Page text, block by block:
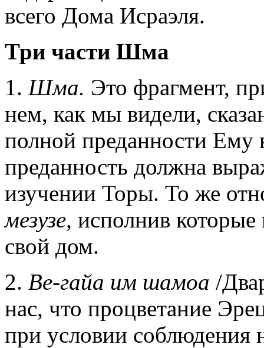
всего Дома Исраэля.
Три части Шма
1. Шма. Это фрагмент,
нем, как мы видели,
полной преданности Ему
преданность должна
изучении Торы. То же
мезузе, исполнив
свой дом.
2. Ве-гайа им шамоа /
нас, что процветание
при условии